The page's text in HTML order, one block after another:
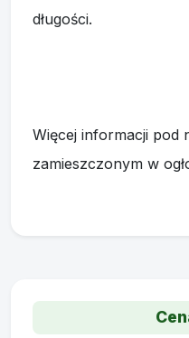
długości.
Więcej informacji pod
zamieszczonym w